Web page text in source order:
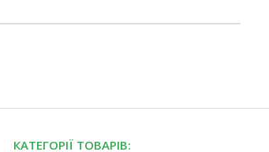
КАТЕГОРІЇ ТОВАРІВ: